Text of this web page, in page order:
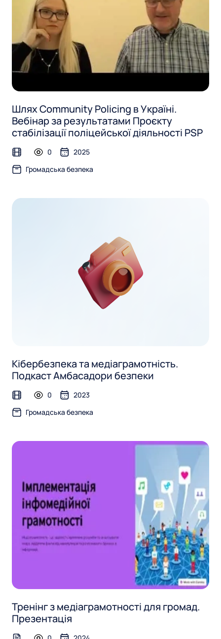
Шлях Community Policing в Україні.
Вебінар за результатами Проєкту
стабілізації поліцейської діяльності PSP
video 0
2025
Громадська безпека
Кібербезпека та медіаграмотність.
Подкаст Амбасадори безпеки
video 0
2023
Громадська безпека
Тренінг з медіаграмотності для громад.
Презентація